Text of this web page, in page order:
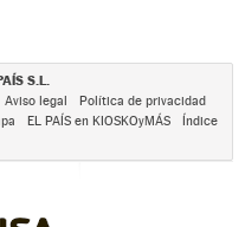
S.L.
Aviso legal
Política de privacidad
EL PAÍS en KIOSKOyMÁS
Índice